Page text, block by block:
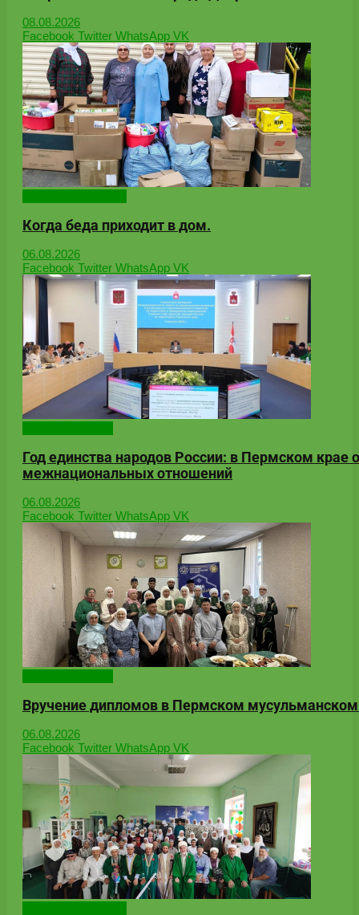
08.08.2026
Facebook Twitter WhatsApp VK
Когда беда приходит в дом.
06.08.2026
Facebook Twitter WhatsApp VK
Год единства народов России: в Пермском
межнациональных отношений
06.08.2026
Facebook Twitter WhatsApp VK
Вручение дипломов в Пермском
06.08.2026
Facebook Twitter WhatsApp VK